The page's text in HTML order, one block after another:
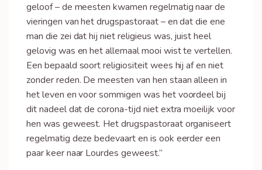
geloof – de meesten kwamen regelmatig naar de
vieringen van het drugspastoraat – en dat die ene
man die zei dat hij niet religieus was, juist heel
gelovig was en het allemaal mooi wist te vertellen.
Een bepaald soort religiositeit wees hij af en niet
zonder reden. De meesten van hen staan alleen in
het leven en voor sommigen was het voordeel bij
dit nadeel dat de corona-tijd niet extra moeilijk voor
hen was geweest. Het drugspastoraat organiseert
regelmatig deze bedevaart en is ook eerder een
paar keer naar Lourdes geweest.”